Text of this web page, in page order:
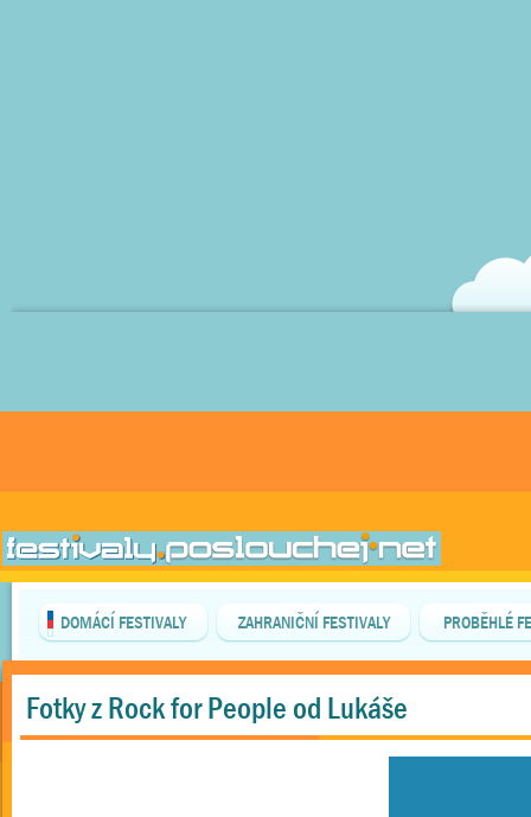
DOMÁCÍ FESTIVALY ZAHRANIČNÍ FESTIVALY PROBĚHLÉ
Fotky z Rock for People od Lukáše